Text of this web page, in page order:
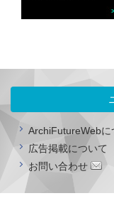
ArchiFutureWebに
広告掲載について
お問い合わせ